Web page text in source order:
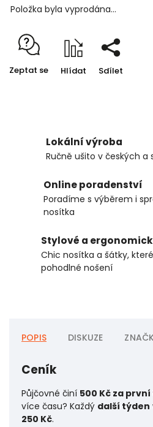
Položka byla vyprodána…
Zeptat se Hlídat Sdílet
Lokální výroba
Ručně ušito v českých
Online poradenství
Poradíme s výběrem i
nosítka
Stylové a
Chic nosítka a šátky,
pohodlné nošení
POPIS DISKUZE
Ceník
Půjčovné činí 500 Kč za
více času? Každý další týden
250 Kč.